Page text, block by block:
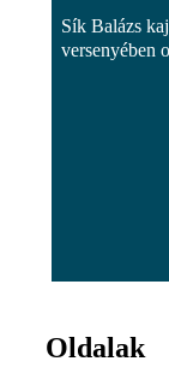
Sík Balázs
versenyében
Oldalak